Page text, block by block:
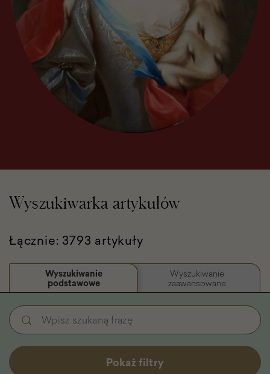
Wyszukiwarka artykułów
Łącznie: 3793 artykuły
Wyszukiwanie
podstawowe
Wyszukiwanie
zaawansowane
Wyszukiwanie
podstawowe
-
Filtry
Wpisz
szukaną
frazę
Pokaż filtry